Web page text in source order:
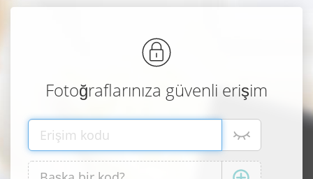
Fotoğraflarınıza güvenli erişim